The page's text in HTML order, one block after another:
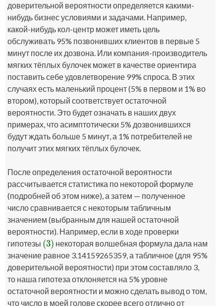
доверительной вероятности определяется какими-
нибудь бизнес условиями и задачами. Например,
какой-нибудь кол-центр может иметь цель
обслуживать 95% позвонивших клиентов в первые 5
минут после их дозвона. Или компания-производитель
мягких тёплых булочек может в качестве ориентира
поставить себе удовлетворение 99% спроса. В этих
случаях есть маленький процент (5% в первом и 1% во
втором), который соответствует остаточной
вероятности. Это будет означать в наших двух
примерах, что асимптотически 5% дозвонившихся
будут ждать больше 5 минут, а 1% потребителей не
получит этих мягких тёплых булочек.
После определения остаточной вероятности
рассчитывается статистика по некоторой формуле
(подробней об этом ниже), а затем — полученное
число сравнивается с некоторым табличным
значением (выбранным для нашей остаточной
вероятности). Например, если в ходе проверки
гипотезы (3)
(3) некоторая волшебная формула дала нам
значение равное 3.14159265359, а табличное (для 95%
доверительной вероятности) при этом составляло 3,
то наша гипотеза отклоняется на 5% уровне
остаточной вероятности и можно сделать вывод о том,
что число в моей голове скорее всего отлично от